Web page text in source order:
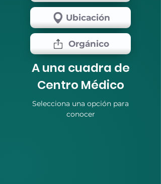
Ubicación
Orgánico
A una cuadra de
Centro Médico
Selecciona una opción para
conocer